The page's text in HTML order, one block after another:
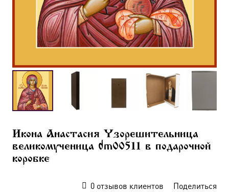
Икона Анастасия Узорешительница
великомученица dm00511 в подарочной
коробке
0отзывов клиентов Поделиться